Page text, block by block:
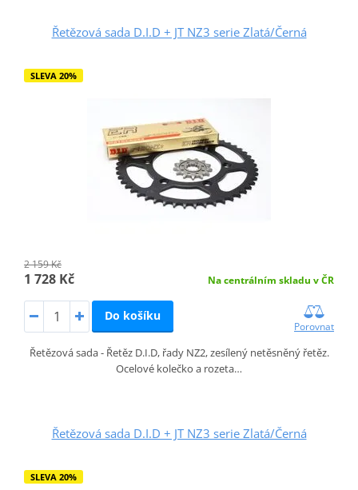
Řetězová sada D.I.D + JT NZ3 serie Zlatá/Černá
SLEVA 20%
2 159 Kč
1 728 Kč Na centrálním skladu v ČR
Do košíku
Porovnat
Řetězová sada - Řetěz D.I.D, řady NZ2, zesílený netěsněný řetěz.
Ocelové kolečko a rozeta…
Řetězová sada D.I.D + JT NZ3 serie Zlatá/Černá
SLEVA 20%